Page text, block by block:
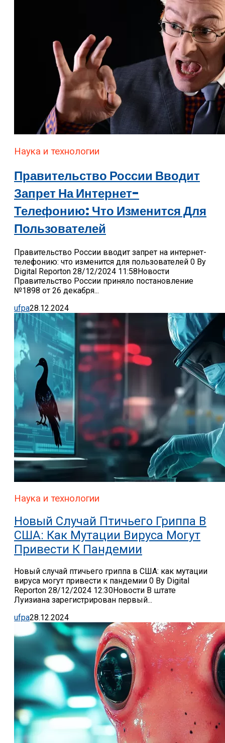
Наука и технологии
Правительство России Вводит
Запрет На Интернет-
Телефонию: Что Изменится Для
Пользователей
Правительство России вводит запрет на интернет-
телефонию: что изменится для пользователей 0 By
Digital Reporton 28/12/2024 11:58Новости
Правительство России приняло постановление
№1898 от 26 декабря...
ufpa28.12.2024
Наука и технологии
Новый Случай Птичьего Гриппа В
США: Как Мутации Вируса Могут
Привести К Пандемии
Новый случай птичьего гриппа в США: как мутации
вируса могут привести к пандемии 0 By Digital
Reporton 28/12/2024 12:30Новости В штате
Луизиана зарегистрирован первый...
ufpa28.12.2024